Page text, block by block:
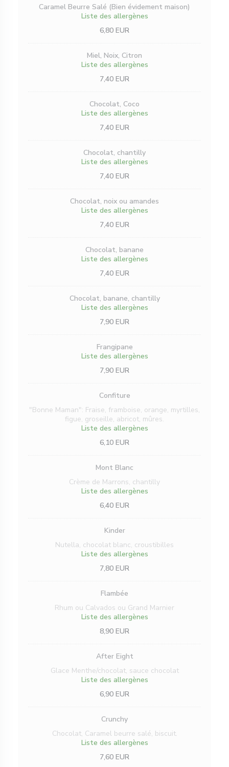
Caramel Beurre Salé (Bien évidement maison)
Liste des allergènes
6,80 EUR
Miel, Noix, Citron
Liste des allergènes
7,40 EUR
Chocolat, Coco
Liste des allergènes
7,40 EUR
Chocolat, chantilly
Liste des allergènes
7,40 EUR
Chocolat, noix ou amandes
Liste des allergènes
7,40 EUR
Chocolat, banane
Liste des allergènes
7,40 EUR
Chocolat, banane, chantilly
Liste des allergènes
7,90 EUR
Frangipane
Liste des allergènes
7,90 EUR
Confiture
"Bonne Maman": Fraise, framboise, orange, myrtilles,
figue, groseille, abricot, mûres.
Liste des allergènes
6,10 EUR
Mont Blanc
Crème de Marrons, chantilly
Liste des allergènes
6,40 EUR
Kinder
Nutella, chocolat blanc, croustibilles
Liste des allergènes
7,80 EUR
Flambée
Rhum ou Calvados ou Grand Marnier
Liste des allergènes
8,90 EUR
After Eight
Glace Menthe/chocolat, sauce chocolat
Liste des allergènes
6,90 EUR
Crunchy
Chocolat, Caramel beurre salé, biscuit.
Liste des allergènes
7,60 EUR